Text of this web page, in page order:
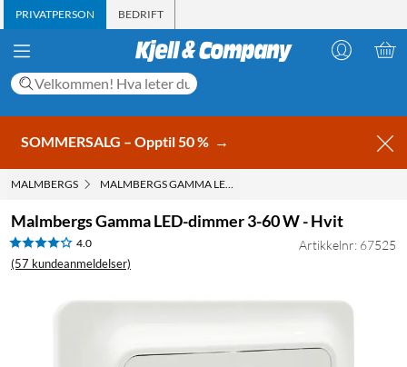
PRIVATPERSON BEDRIFT
SOMMERSALG – Opptil 50 % →
MALMBERGS MALMBERGS GAMMA LED-DIMMER 3-60 W - HVIT
Malmbergs Gamma LED-dimmer 3-60 W - Hvit
4.0
(57 kundeanmeldelser)
Artikkelnr: 67525